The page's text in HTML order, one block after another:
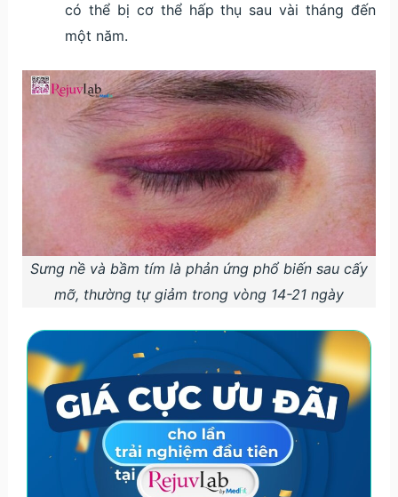
có thể bị cơ thể hấp thụ sau vài tháng đến
một năm.
Sưng nề và bầm tím là phản ứng phổ biến sau cấy
mỡ, thường tự giảm trong vòng 14-21 ngày